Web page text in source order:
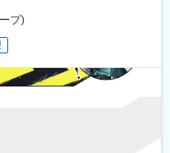
ございます
ネコンなど。札幌市内・近
ては直行直帰も可能です◎
プ)